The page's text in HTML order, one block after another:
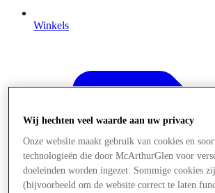
Winkels
Wij hechten veel waarde aan uw privacy
Onze website maakt gebruik van cookies en
technologieën die door McArthurGlen voor
doeleinden worden ingezet. Sommige cookies
(bijvoorbeeld om de website correct te laten